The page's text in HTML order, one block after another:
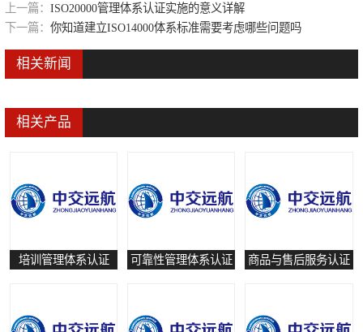
上一篇： ISO20000管理体系认证实施的意义详解
下一篇： 你知道建立ISO14000体系标准需要考虑哪些问题吗
相关新闻
相关产品
培训管理体系认证 可靠性管理体系认证 商品与售后服务认证
培训管理体系认证